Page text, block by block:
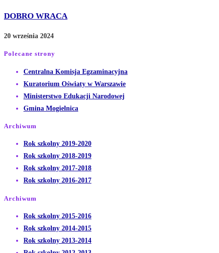
DOBRO WRACA
20 września 2024
Polecane strony
Centralna Komisja EgzaminacyjnaOpens
Kuratorium Oświaty w WarszawieOpens
Ministerstwo Edukacji Narodowej
Gmina MogielnicaOpens
new
tab
Archiwum
Rok szkolny 2019-2020Opens
in
a
new
Rok szkolny 2018-2019Opens
in
a
Rok szkolny 2017-2018Opens
in
tab
Rok szkolny 2016-2017Opens
new
tab
Archiwum
Rok szkolny 2015-2016Opens
in
a
Rok szkolny 2014-2015Opens
in
Rok szkolny 2013-2014Opens